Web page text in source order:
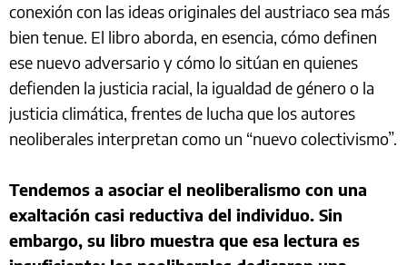
conexión con las ideas originales del austriaco sea más
bien tenue. El libro aborda, en esencia, cómo definen
ese nuevo adversario y cómo lo sitúan en quienes
defienden la justicia racial, la igualdad de género o la
justicia climática, frentes de lucha que los autores
neoliberales interpretan como un “nuevo colectivismo”.
Tendemos a asociar el neoliberalismo con una
exaltación casi reductiva del individuo. Sin
embargo, su libro muestra que esa lectura es